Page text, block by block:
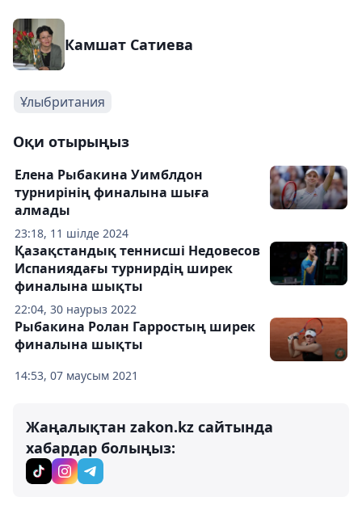
Камшат Сатиева
Ұлыбритания
Оқи отырыңыз
23:18, 11 шілде 2024
Елена Рыбакина Уимблдон
турнирінің финалына шыға
алмады
22:04, 30 наурыз 2022
Қазақстандық теннисші Недовесов
Испаниядағы турнирдің ширек
финалына шықты
14:53, 07 маусым 2021
Рыбакина Ролан Гарростың ширек
финалына шықты
Жаңалықтан zakon.kz сайтында
хабардар болыңыз: